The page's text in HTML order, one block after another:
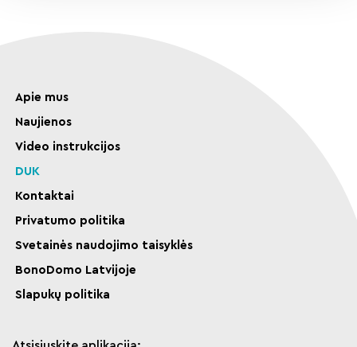
Apie mus
Naujienos
Video instrukcijos
DUK
Kontaktai
Privatumo politika
Svetainės naudojimo taisyklės
BonoDomo Latvijoje
Slapukų politika